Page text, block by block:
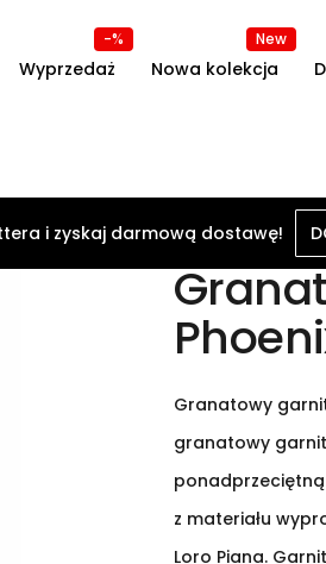
Wyprzedaż
-%
Nowa kolekcja
New
Granatowy
granatowy
z materiału
Loro Piana.
i zyskaj darmową dostawę!